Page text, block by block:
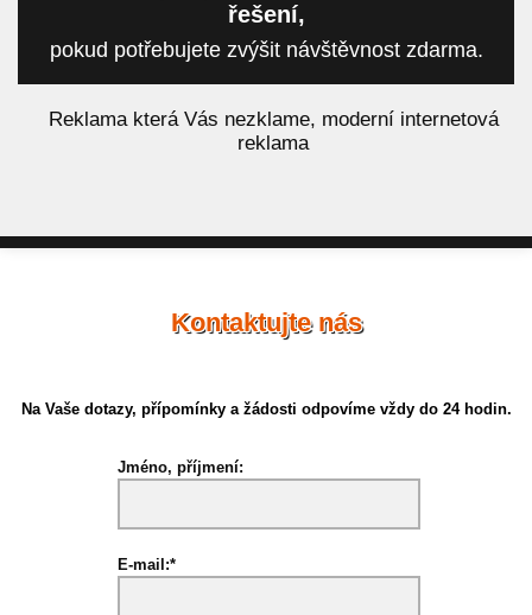
řešení,
pokud potřebujete zvýšit návštěvnost zdarma.
Reklama která Vás nezklame, moderní internetová
reklama
Kontaktujte nás
Na Vaše dotazy, přípomínky a žádosti odpovíme vždy do 24 hodin.
Jméno, příjmení:
E-mail:*